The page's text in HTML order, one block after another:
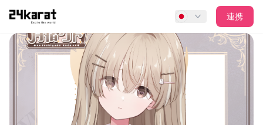
#5 どこへ行こうか。月宿クドver.
連携